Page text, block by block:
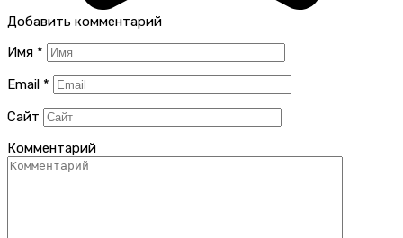
Добавить комментарий
Имя *
Email *
Сайт
Комментарий